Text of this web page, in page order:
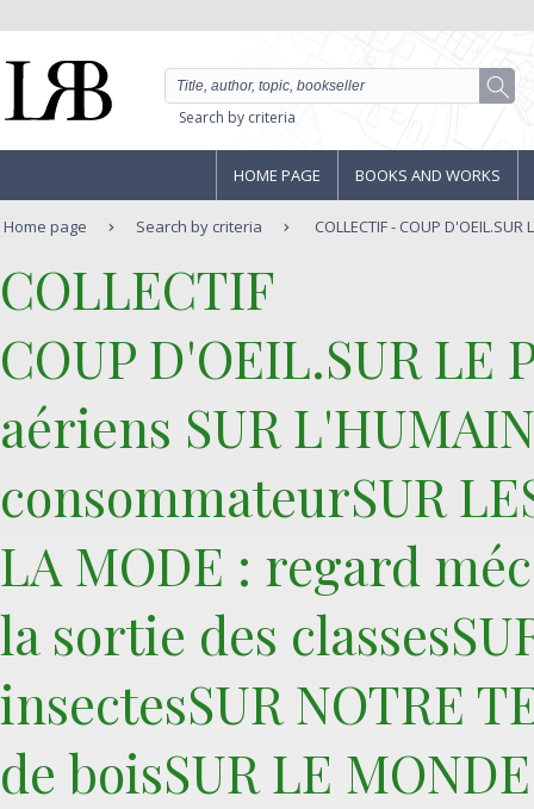
Search by criteria
HOME PAGE BOOKS AND WORKS
Home page Search by criteria COLLECTIF - COUP D'OEIL.SUR
‎COLLECTIF‎
‎COUP D'OEIL.SUR LE
aériens SUR
consommateurSUR
LA MODE : regard
la sortie des
insectesSUR NOTRE
de boisSUR LE